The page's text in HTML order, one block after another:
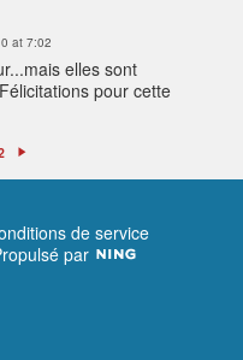
at 7:02
elles sont
pour cette
ui
t
de service
par